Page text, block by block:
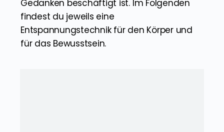
Gedanken beschäftigt ist. Im Folgenden
findest du jeweils eine
Entspannungstechnik für den Körper und
für das Bewusstsein.